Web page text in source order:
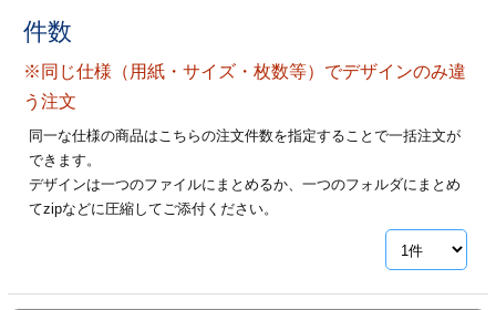
印刷
リーブ
ー印刷
件数
※同じ仕様（用紙・サイズ・枚数等）でデザインのみ違
う注文
同一な仕様の商品はこちらの注文件数を指定することで一括注文が
できます。
デザインは一つのファイルにまとめるか、一つのフォルダにまとめ
てzipなどに圧縮してご添付ください。